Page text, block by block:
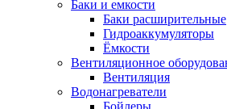
Баки и емкости
Баки расширительные
Гидроаккумуляторы
Ёмкости
Вентиляционное
Вентиляция
Водонагреватели
Бойлеры